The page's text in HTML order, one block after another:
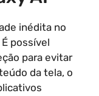
inédita no
possível
para evitar
da tela, o